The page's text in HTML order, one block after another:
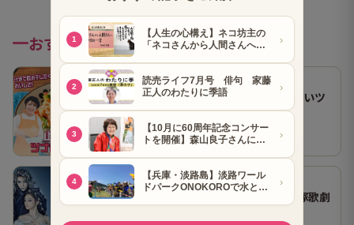
おすすめ記事
山本ゆりさんのレシピ「止まらないツ
ナトマトサラダ」
● 山本ゆりさん2026.07.29
【2026年11月・宝塚大劇場】宝塚歌劇